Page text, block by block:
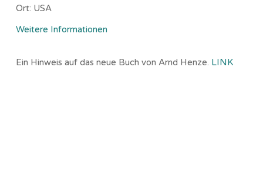
Ort: USA
Weitere Informationen
Ein Hinweis auf das neue Buch von Arnd Henze. LINK